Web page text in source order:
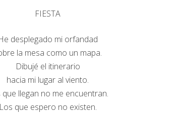
FIESTA
desplegado mi orfandad
la mesa como un mapa.
Dibujé el itinerario
hacia mi lugar al viento.
que llegan no me encuentran.
Los que espero no existen.